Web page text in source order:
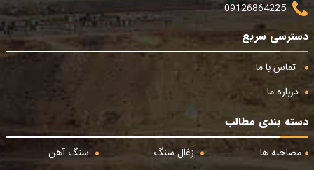
09126864225
دسترسی سریع
تماس با ما
درباره ما
دسته بندی مطالب
مصاحبه ها
زغال سنگ
سنگ آهن